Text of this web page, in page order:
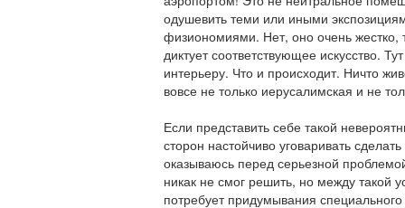
одушевить теми или иными
физиономиями. Нет, оно очень жестко,
диктует соответствующее искусство.
интерьеру. Что и происходит. Ничто
вовсе не только иерусалимская и не
Если представить себе такой
сторон настойчиво уговаривать
оказываюсь перед серьезной
никак не смог решить, но между такой
потребует придумывания